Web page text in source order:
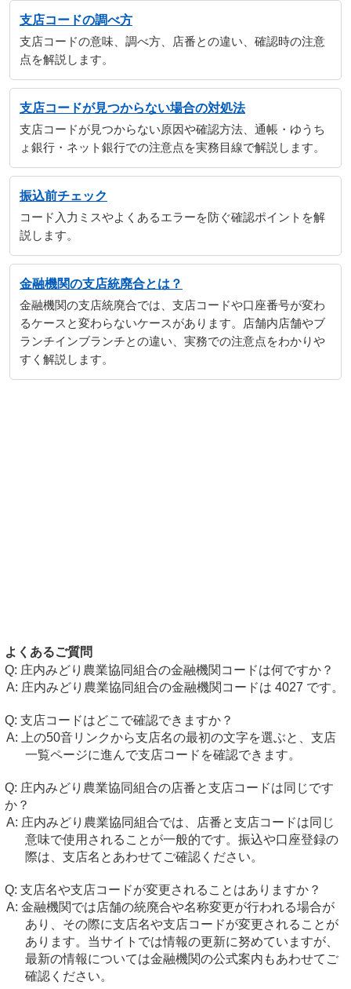
支店コードの調べ方
支店コードの意味、調べ方、店番との違い、確認時の注意
点を解説します。
支店コードが見つからない場合の対処法
支店コードが見つからない原因や確認方法、通帳・ゆうち
ょ銀行・ネット銀行での注意点を実務目線で解説します。
振込前チェック
コード入力ミスやよくあるエラーを防ぐ確認ポイントを解
説します。
金融機関の支店統廃合とは？
金融機関の支店統廃合では、支店コードや口座番号が変わ
るケースと変わらないケースがあります。店舗内店舗やブ
ランチインブランチとの違い、実務での注意点をわかりや
すく解説します。
よくあるご質問
庄内みどり農業協同組合の金融機関コードは何ですか？
庄内みどり農業協同組合の金融機関コードは 4027 です。
支店コードはどこで確認できますか？
上の50音リンクから支店名の最初の文字を選ぶと、支店
一覧ページに進んで支店コードを確認できます。
庄内みどり農業協同組合の店番と支店コードは同じです
か？
庄内みどり農業協同組合では、店番と支店コードは同じ
意味で使用されることが一般的です。振込や口座登録の
際は、支店名とあわせてご確認ください。
支店名や支店コードが変更されることはありますか？
金融機関では店舗の統廃合や名称変更が行われる場合が
あり、その際に支店名や支店コードが変更されることが
あります。当サイトでは情報の更新に努めていますが、
最新の情報については金融機関の公式案内もあわせてご
確認ください。